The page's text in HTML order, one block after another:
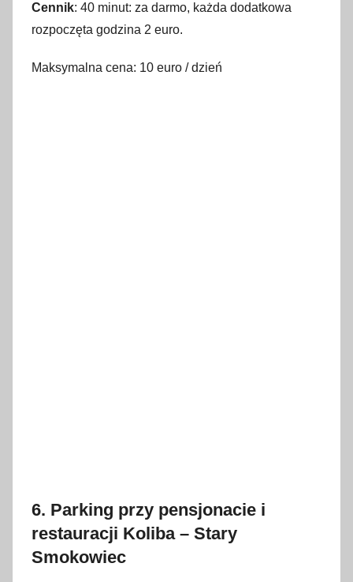
Cennik: 40 minut: za darmo, każda dodatkowa
rozpoczęta godzina 2 euro.
Maksymalna cena: 10 euro / dzień
6. Parking przy pensjonacie i
restauracji Koliba – Stary
Smokowiec